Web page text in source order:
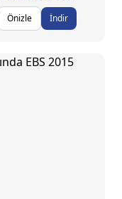
Önizle
İndir